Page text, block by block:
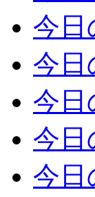
今日
今日
今日
今日
今日